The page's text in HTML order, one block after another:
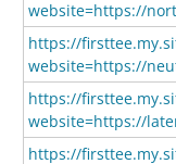
website=https://
https://
website=https://
https://
website=https://
https://